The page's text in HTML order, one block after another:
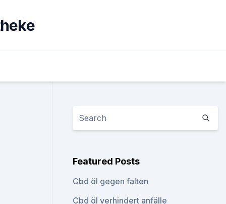
Featured Posts
Cbd öl gegen falten
Cbd öl verhindert anfälle